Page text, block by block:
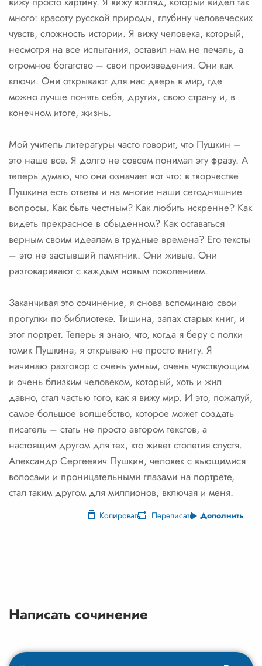
много: красоту русской природы, глубину человеческих
чувств, сложность истории. Я вижу человека, который,
несмотря на все испытания, оставил нам не печаль, а
огромное богатство – свои произведения. Они как
ключи. Они открывают для нас дверь в мир, где
можно лучше понять себя, других, свою страну и, в
конечном итоге, жизнь.
Мой учитель литературы часто говорит, что Пушкин –
это наше все. Я долго не совсем понимал эту фразу. А
теперь думаю, что она означает вот что: в творчестве
Пушкина есть ответы и на многие наши сегодняшние
вопросы. Как быть честным? Как любить искренне? Как
видеть прекрасное в обыденном? Как оставаться
верным своим идеалам в трудные времена? Его тексты
– это не застывший памятник. Они живые. Они
разговаривают с каждым новым поколением.
Заканчивая это сочинение, я снова вспоминаю свои
прогулки по библиотеке. Тишина, запах старых книг, и
этот портрет. Теперь я знаю, что, когда я беру с полки
томик Пушкина, я открываю не просто книгу. Я
начинаю разговор с очень умным, очень чувствующим
и очень близким человеком, который, хоть и жил
давно, стал частью того, как я вижу мир. И это, пожалуй,
самое большое волшебство, которое может создать
писатель – стать не просто автором текстов, а
настоящим другом для тех, кто живет столетия спустя.
Александр Сергеевич Пушкин, человек с вьющимися
волосами и проницательными глазами на портрете,
стал таким другом для миллионов, включая и меня.
Копировать Переписать Дополнить
Написать сочинение